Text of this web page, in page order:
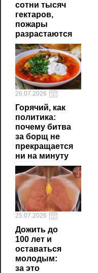
сотни тысяч
гектаров,
пожары
разрастаются
26.07.2026
Горячий, как
политика:
почему битва
за борщ не
прекращается
ни на минуту
25.07.2026
Дожить до
100 лет и
оставаться
молодым:
за это